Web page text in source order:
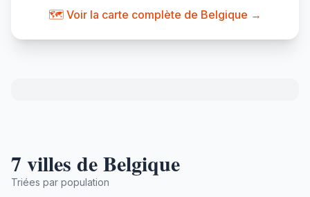
🗺️ Voir la carte complète de Belgique →
7 villes de Belgique
Triées par population